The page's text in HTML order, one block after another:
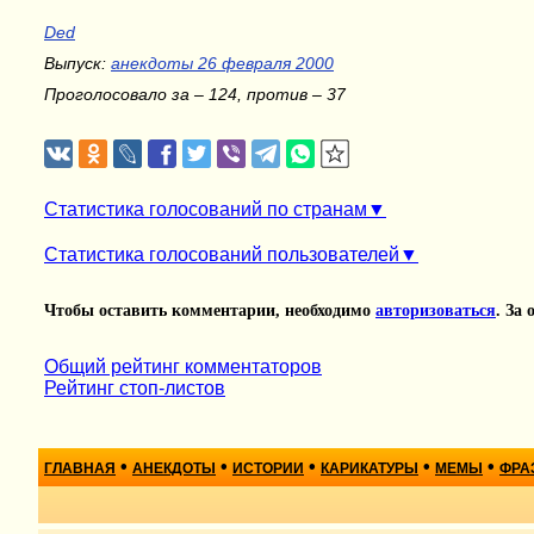
Ded
Выпуск: анекдоты 26 февраля 2000
Проголосовало за – 124, против – 37
Статистика голосований по странам
Статистика голосований пользователей
Чтобы оставить комментарии, необходимо авторизоваться. За
Общий рейтинг комментаторов
Рейтинг стоп-листов
ГЛАВНАЯ • АНЕКДОТЫ • ИСТОРИИ • КАРИКАТУРЫ • МЕМЫ •